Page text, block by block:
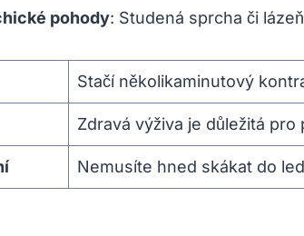
pohody: Studená sprcha či
Stačí několikaminutový
Zdravá výživa je důležitá
Nemusíte hned skákat do